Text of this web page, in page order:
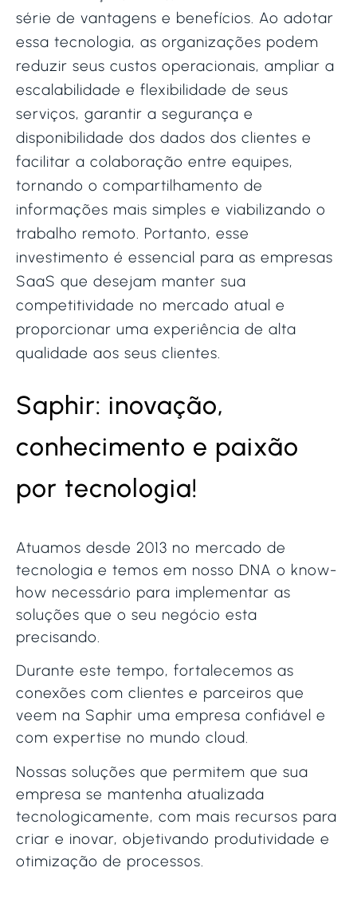
série de vantagens e benefícios. Ao adotar
essa tecnologia, as organizações podem
reduzir seus custos operacionais, ampliar a
escalabilidade e flexibilidade de seus
serviços, garantir a segurança e
disponibilidade dos dados dos clientes e
facilitar a colaboração entre equipes,
tornando o compartilhamento de
informações mais simples e viabilizando o
trabalho remoto. Portanto, esse
investimento é essencial para as empresas
SaaS que desejam manter sua
competitividade no mercado atual e
proporcionar uma experiência de alta
qualidade aos seus clientes.
Saphir: inovação,
conhecimento e paixão
por tecnologia!
Atuamos desde 2013 no mercado de
tecnologia e temos em nosso DNA o know-
how necessário para implementar as
soluções que o seu negócio esta
precisando.
Durante este tempo, fortalecemos as
conexões com clientes e parceiros que
veem na Saphir uma empresa confiável e
com expertise no mundo cloud.
Nossas soluções que permitem que sua
empresa se mantenha atualizada
tecnologicamente, com mais recursos para
criar e inovar, objetivando produtividade e
otimização de processos.